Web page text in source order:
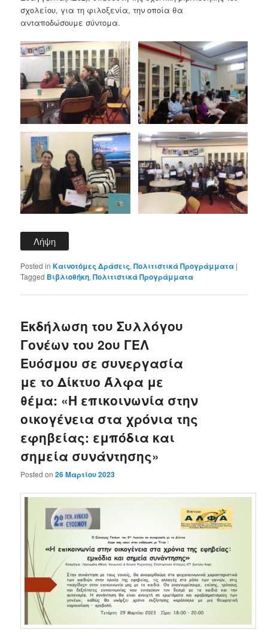
σχολείου, για τη φιλοξενία, την οποία θα
ανταποδώσουμε σύντομα.
Λήψη
Posted in Καινοτόμες Δράσεις,Πολιτιστικά Προγράμματα |
Tagged Βιβλιοθήκη,Πολιτιστικά Προγράμματα
Εκδήλωση του Συλλόγου
Γονέων του 2ου ΓΕΛ
Ευόσμου σε συνεργασία
με το Δίκτυο Άλφα με
θέμα: «Η επικοινωνία στην
οικογένεια στα χρόνια της
εφηβείας: εμπόδια και
σημεία συνάντησης»
Posted on26 Μαρτίου 2023